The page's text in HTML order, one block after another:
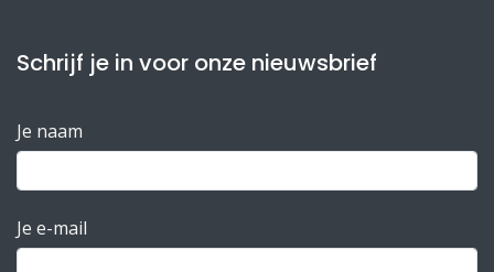
Schrijf je in voor onze nieuwsbrief
Je naam
Je e-mail